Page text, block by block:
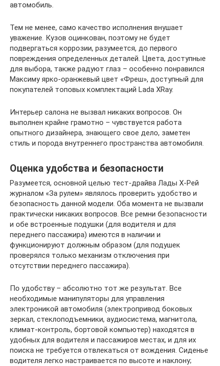
автомобиль.
Тем не менее, само качество исполнения внушает
уважение. Кузов оцинкован, поэтому не будет
подвергаться коррозии, разумеется, до первого
повреждения определенных деталей. Цвета, доступные
для выбора, также радуют глаз – особенно понравился
Максиму ярко-оранжевый цвет «Фреш», доступный для
покупателей топовых комплектаций Lada XRay.
Интерьер салона не вызвал никаких вопросов. Он
выполнен крайне грамотно – чувствуется работа
опытного дизайнера, знающего свое дело, заметен
стиль и порода внутреннего пространства автомобиля.
Оценка удобства и безопасности
Разумеется, основной целью тест-драйва Лады Х-Рей
журналом «За рулем» являлось проверить удобство и
безопасность данной модели. Оба момента не вызвали
практически никаких вопросов. Все ремни безопасности
и обе встроенные подушки (для водителя и для
переднего пассажира) имеются в наличии и
функционируют должным образом (для подушек
проверялся только механизм отключения при
отсутствии переднего пассажира).
По удобству – абсолютно тот же результат. Все
необходимые манипуляторы для управления
электроникой автомобиля (электропривод боковых
зеркал, стеклоподъемники, аудиосистема, магнитола,
климат-контроль, бортовой компьютер) находятся в
удобных для водителя и пассажиров местах, и для их
поиска не требуется отвлекаться от вождения. Сиденье
водителя легко настраивается по высоте и наклону;